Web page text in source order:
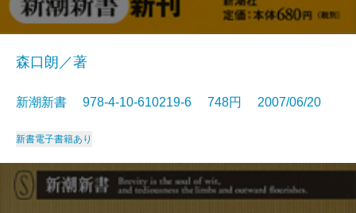
森口朗／著
新潮新書 978-4-10-610219-6 748円 2007/06/20
新書電子書籍あり